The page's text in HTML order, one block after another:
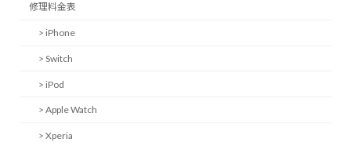
修理料金表
> iPhone
> Switch
> iPod
> Apple Watch
> Xperia